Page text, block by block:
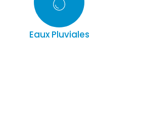
Eaux Pluviales